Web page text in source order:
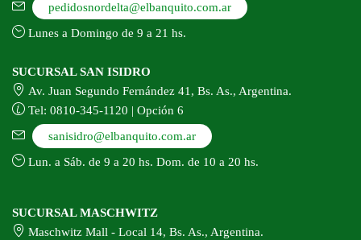
pedidosnordelta@elbanquito.com.ar
Lunes a Domingo de 9 a 21 hs.
SUCURSAL SAN ISIDRO
Av. Juan Segundo Fernández 41, Bs. As., Argentina.
Tel: 0810-345-1120 | Opción 6
sanisidro@elbanquito.com.ar
Lun. a Sáb. de 9 a 20 hs. Dom. de 10 a 20 hs.
SUCURSAL MASCHWITZ
Maschwitz Mall - Local 14, Bs. As., Argentina.